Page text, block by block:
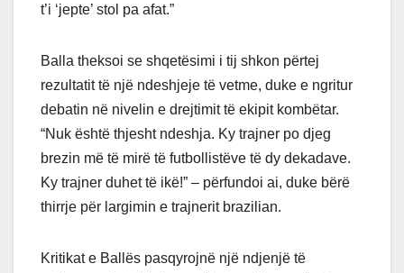
t’i ‘jepte’ stol pa afat.”
Balla theksoi se shqetësimi i tij shkon përtej
rezultatit të një ndeshjeje të vetme, duke e ngritur
debatin në nivelin e drejtimit të ekipit kombëtar.
“Nuk është thjesht ndeshja. Ky trajner po djeg
brezin më të mirë të futbollistëve të dy dekadave.
Ky trajner duhet të ikë!” – përfundoi ai, duke bërë
thirrje për largimin e trajnerit brazilian.
Kritikat e Ballës pasqyrojnë një ndjenjë të